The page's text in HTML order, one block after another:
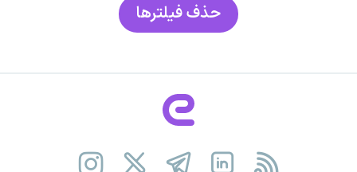
حذف فیلتر‌ها